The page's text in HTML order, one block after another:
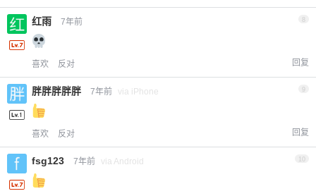
红雨 7年前
喜欢 反对 回复
胖胖胖胖胖 7年前 via iPhone 9
喜欢 反对 回复
fsg123 7年前 via Android